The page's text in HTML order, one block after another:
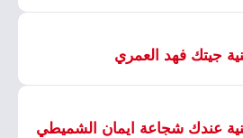
جيتك فهد العمري
عندك شجاعة ايمان الشميطي